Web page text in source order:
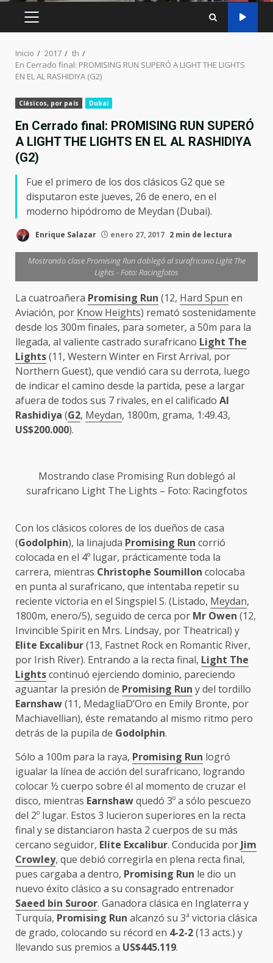
MENÚ
Inicio 2017
th
En Cerrado final: PROMISING RUN SUPERÓ A LIGHT THE LIGHTS
EN EL AL RASHIDIYA (G2)
Clásicos, por país Dubai
En Cerrado final: PROMISING RUN SUPERÓ
A LIGHT THE LIGHTS EN EL AL RASHIDIYA
(G2)
Fue el primero de los dos clásicos G2 que se
disputaron este jueves, 26 de enero, en el
moderno hipódromo de Meydan (Dubai).
Enrique Salazar enero 27, 2017 2 min de lectura
Mostrando clase Promising Run doblegó al surafricano Light The
Lights - Foto: Racingfotos
La cuatroañera Promising Run (12, Hard Spun en
Aviación, por Know Heights) remató sostenidamente
desde los 300m finales, para someter, a 50m para la
llegada, al valiente castrado surafricano Light The
Lights(11, Western Winter en First Arrival, por
Northern Guest), que vendió cara su derrota, luego
de indicar el camino desde la partida, pese a largar
afuera de todos sus 7 rivales, en el calificado Al
Rashidiya (G2, Meydan, 1800m, grama, 1:49.43,
US$200.000).
Mostrando clase Promising Run doblegó al
surafricano Light The Lights – Foto: Racingfotos
Con los clásicos colores de los dueños de casa
(Godolphin), la linajuda Promising Run corrió
colocada en el 4º lugar, prácticamente toda la
carrera, mientras Christophe Soumillon colocaba
en punta al surafricano, que intentaba repetir su
reciente victoria en el Singspiel S. (Listado, Meydan,
1800m, enero/5), seguido de cerca por Mr Owen (12,
Invincible Spirit en Mrs. Lindsay, por Theatrical) y
Elite Excalibur(13, Fastnet Rock en Romantic River,
por Irish River). Entrando a la recta final, Light The
Lightscontinuó ejerciendo dominio, pareciendo
aguantar la presión de Promising Run y del tordillo
Earnshaw(11, MedagliaD’Oro en Emily Bronte, por
Machiavellian), éste rematando al mismo ritmo pero
detrás de la pupila de Godolphin.
Sólo a 100m para la raya, Promising Run logró
igualar la línea de acción del surafricano, logrando
colocar ½ cuerpo sobre él al momento de cruzar el
disco, mientras Earnshawquedó 3º a sólo pescuezo
del 2º lugar. Estos 3 lucieron superiores en la recta
final y se distanciaron hasta 2 cuerpos de su más
cercano seguidor, Elite Excalibur. Conducida por Jim
Crowley, que debió corregirla en plena recta final,
pues cargaba a dentro, Promising Run le dio un
nuevo éxito clásico a su consagrado entrenador
Saeed bin Suroor. Ganadora clásica en Inglaterra y
Turquía, Promising Run alcanzó su 3ª victoria clásica
de grado, colocando su récord en 4-2-2(13 acts.) y
llevando sus premios a US$445.119.